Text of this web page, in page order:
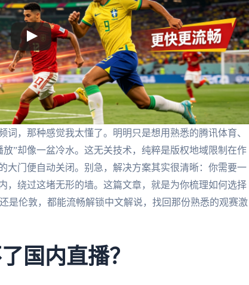
词，那种感觉我太懂了。明明只是想用熟悉的腾讯体育、
”却像一盆冷水。这无关技术，纯粹是版权地域限制在作
大门便自动关闭。别急，解决方案其实很清晰：你需要一
，绕过这堵无形的墙。这篇文章，就是为你梳理如何选择
是伦敦，都能流畅解锁中文解说，找回那份熟悉的观赛激
国内直播？